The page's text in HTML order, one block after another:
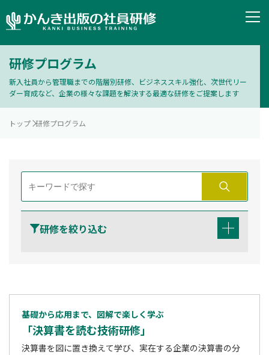
研修プログラム
新入社員から管理職までの階層別研修、ビジネススキル強化、次世代リー
ダー育成など、企業の様々な課題を解決する最適な研修をご提案します
トップ 研修プログラム
研修を絞り込む
基礎から応用まで、図解で楽しく学ぶ
「決算書を読む技術研修」
決算書を図に置き換えて学び、実在する企業の決算書の分